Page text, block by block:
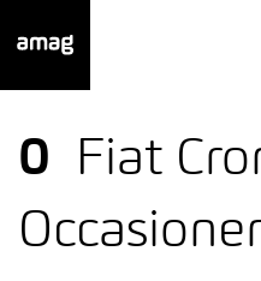
0
Fiat